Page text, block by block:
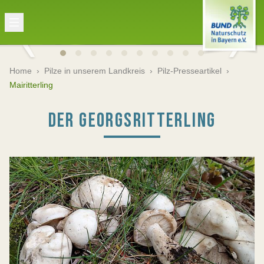
Home › Pilze in unserem Landkreis › Pilz-Presseartikel ›
Mairitterling
DER GEORGSRITTERLING